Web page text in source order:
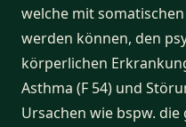
welche mit
werden können, den
körperlichen
Asthma (F 54) und
Ursachen wie bspw.